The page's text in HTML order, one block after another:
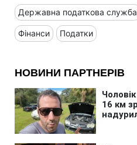
Державна податкова служба
Фінанси Податки